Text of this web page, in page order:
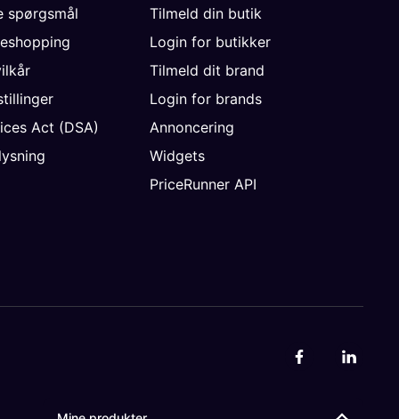
spørgsmål
Act (DSA)
Tilmeld din butik
Login for butikker
Tilmeld dit brand
Login for brands
Annoncering
Widgets
PriceRunner API